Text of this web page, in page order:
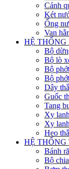
Cánh
Két
Ống
Van
HỆ THỐNG
Bộ
Bộ lò
Bộ
Bộ
Dây
Guốc
Tang
Xy
Xy
Heo
HỆ
Bánh
Bộ